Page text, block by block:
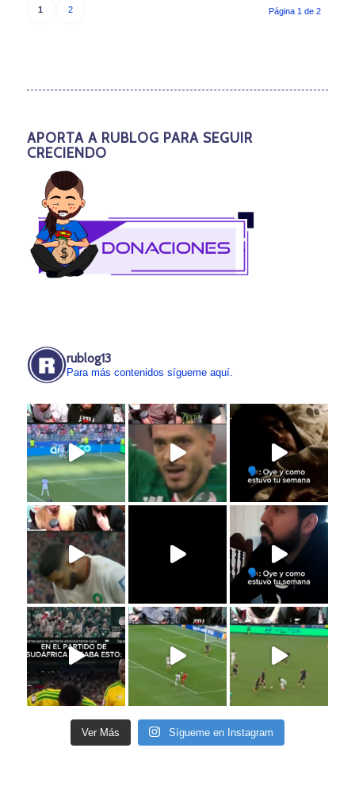
Página 1 de 2
1 2
APORTA A RUBLOG PARA SEGUIR
CRECIENDO
rublog13
Para más contenidos sígueme aquí.
Ver Más Sígueme en Instagram